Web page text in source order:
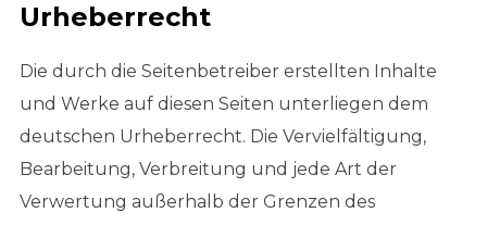
Urheberrecht
Die durch die Seitenbetreiber erstellten Inhalte
und Werke auf diesen Seiten unterliegen dem
deutschen Urheberrecht. Die Vervielfältigung,
Bearbeitung, Verbreitung und jede Art der
Verwertung außerhalb der Grenzen des